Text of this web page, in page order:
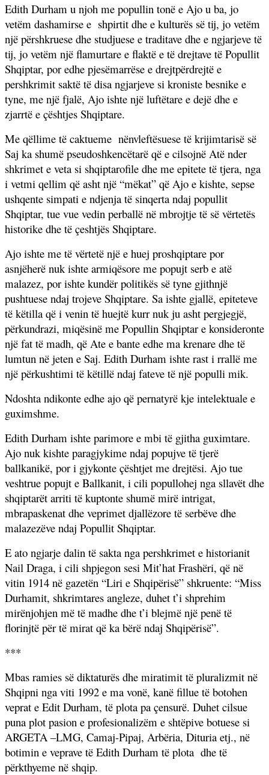
Edith Durham u njoh me popullin tonë e Ajo u ba, jo
vetëm dashamirse e shpirtit dhe e kulturës së tij, jo vetëm
një përshkruese dhe studjuese e traditave dhe e ngjarjeve të
tij, jo vetëm një flamurtare e flaktë e të drejtave të Popullit
Shqiptar, por edhe pjesëmarrëse e drejtpërdrejtë e
pershkrimit saktë të disa ngjarjeve si kroniste besnike e
tyne, me një fjalë, Ajo ishte një luftëtare e dejë dhe e
zjarrtë e çështjes Shqiptare.
Me qëllime të caktueme nënvleftësuese të krijimtarisë së
Saj ka shumë pseudoshkencëtarë që e cilsojnë Atë nder
shkrimet e veta si shqiptarofile dhe me epitete të tjera, nga
i vetmi qellim që asht një “mëkat” që Ajo e kishte, sepse
ushqente simpati e ndjenja të sinqerta ndaj popullit
Shqiptar, tue vue vedin perballë në mbrojtje të së vërtetës
historike dhe të çeshtjës Shqiptare.
Ajo ishte me të vërtetë një e huej proshqiptare por
asnjëherë nuk ishte armiqësore me popujt serb e atë
malazez, por ishte kundër politikës së tyne gjithnjë
pushtuese ndaj trojeve Shqiptare. Sa ishte gjallë, epiteteve
të këtilla që i venin të huejtë kurr nuk ju asht pergjegjë,
përkundrazi, miqësinë me Popullin Shqiptar e konsideronte
një fat të madh, që Ate e bante edhe ma krenare dhe të
lumtun në jeten e Saj. Edith Durham ishte rast i rrallë me
një përkushtimi të këtillë ndaj fateve të një populli mik.
Ndoshta ndikonte edhe ajo që pernatyrë kje intelektuale e
guximshme.
Edith Durham ishte parimore e mbi të gjitha guximtare.
Ajo nuk kishte paragjykime ndaj popujve të tjerë
ballkanikë, por i gjykonte çështjet me drejtësi. Ajo tue
veshtrue popujt e Ballkanit, i cili popullohej nga sllavët dhe
shqiptarët arriti të kuptonte shumë mirë intrigat,
mbrapaskenat dhe veprimet djallëzore të serbëve dhe
malazezëve ndaj Popullit Shqiptar.
E ato ngjarje dalin të sakta nga pershkrimet e historianit
Nail Draga, i cili shpjegon sesi Mit’hat Frashëri, që në
vitin 1914 në gazetën “Liri e Shqipërisë” shkruente: “Miss
Durhamit, shkrimtares angleze, duhet t’i shprehim
mirënjohjen më të madhe dhe t’i blejmë një penë të
florinjtë për të mirat që ka bërë ndaj Shqipërisë”.
***
Mbas ramies së diktaturës dhe miratimit të pluralizmit në
Shqipni nga viti 1992 e ma vonë, kanë fillue të botohen
veprat e Edit Durham, të plota pa çensurë. Duhet cilsue
puna plot pasion e profesionalizëm e shtëpive botuese si
ARGETA –LMG, Camaj-Pipaj, Arbëria, Dituria etj., në
botimin e veprave të Edith Durham të plota dhe të
përkthyeme në shqip.